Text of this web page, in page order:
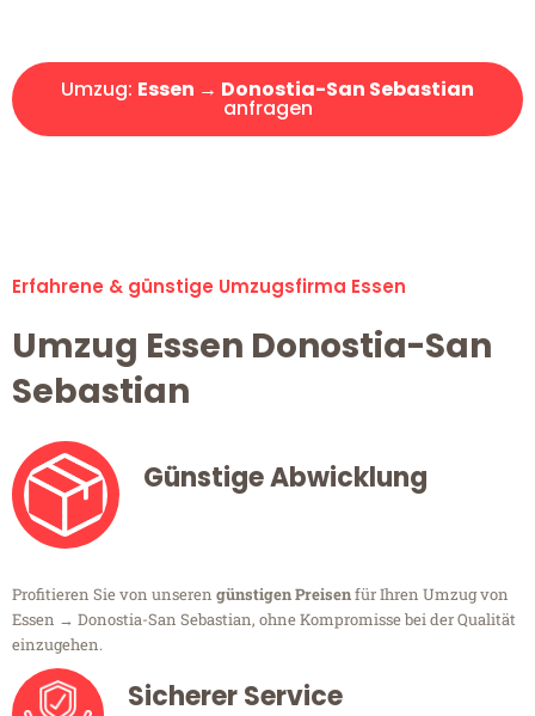
Umzug: Essen → Donostia-San Sebastian
anfragen
Erfahrene & günstige Umzugsfirma Essen
Umzug Essen Donostia-San
Sebastian
Günstige Abwicklung
Profitieren Sie von unseren günstigen Preisenfür Ihren Umzug von
Essen → Donostia-San Sebastian, ohne Kompromisse bei der Qualität
einzugehen.
Sicherer Service